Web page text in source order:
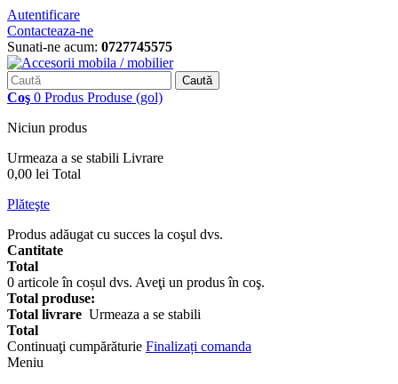
Autentificare
Contacteaza-ne
Sunati-ne acum: 0727745575
Caută
Coş 0 Produs Produse (gol)
Niciun produs
Urmeaza a se stabili Livrare
0,00 lei Total
Plăteşte
Produs adăugat cu succes la coşul dvs.
Cantitate
Total
0 articole în coșul dvs. Aveţi un produs în coş.
Total produse:
Total livrare Urmeaza a se stabili
Total
Continuaţi cumpărăturie Finalizați comanda
Meniu